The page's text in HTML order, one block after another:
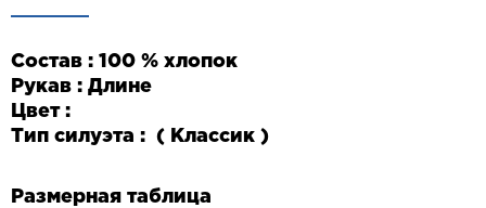
Состав : 100 % хлопок
Рукав : Длине
Цвет :
Тип силуэта : ( Классик )
Размерная таблица